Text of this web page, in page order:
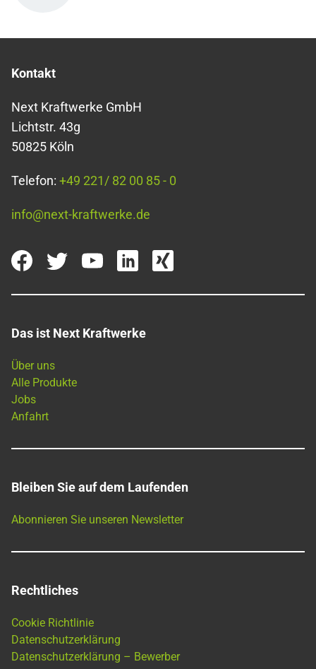
Kontakt
Next Kraftwerke GmbH
Lichtstr. 43g
50825 Köln
Telefon: +49 221/ 82 00 85 - 0
info@next-kraftwerke.de
Das ist Next Kraftwerke
Über uns
Alle Produkte
Jobs
Anfahrt
Bleiben Sie auf dem Laufenden
Abonnieren Sie unseren Newsletter
Rechtliches
Cookie Richtlinie
Datenschutzerklärung
Datenschutzerklärung – Bewerber